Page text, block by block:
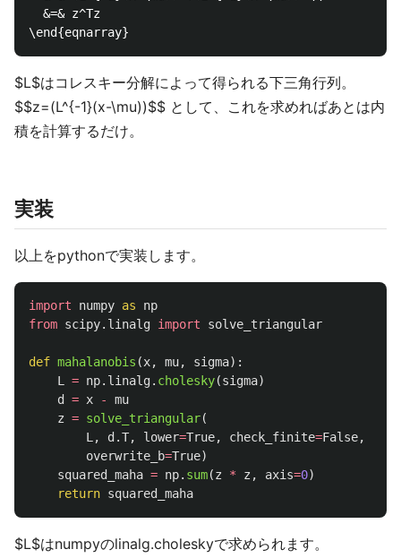
  &=& z^Tz
$L$はコレスキー分解によって得られる下三角行列。
$$z=(L^{-1}(x-\mu))$$ として、これを求めればあとは内
積を計算するだけ。
実装
以上をpythonで実装します。
import numpy as
np
from scipy.linalg import solve_triangular
def mahalanobis (x, mu, sigma):
L
= np. linalg. cholesky(sigma)
d
= x -
mu
z = solve_triangular(
L , d .T, lower=True, check_finite=False,
overwrite_b=True)
squared_maha = np. sum(z * z , axis=0)
return squared_maha
$L$はnumpyのlinalg.choleskyで求められます。